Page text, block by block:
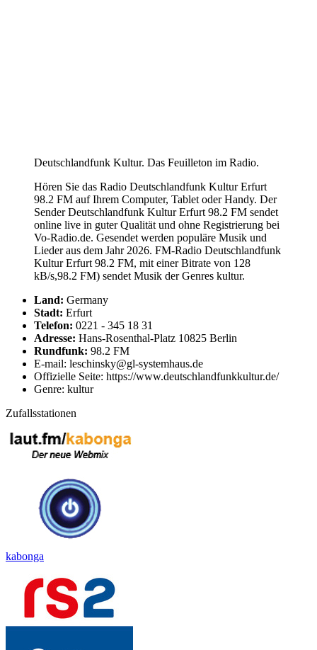
Deutschlandfunk Kultur. Das Feuilleton im Radio.
Hören Sie das Radio Deutschlandfunk Kultur Erfurt
98.2 FM auf Ihrem Computer, Tablet oder Handy. Der
Sender Deutschlandfunk Kultur Erfurt 98.2 FM sendet
online live in guter Qualität und ohne Registrierung bei
Vo-Radio.de. Gesendet werden populäre Musik und
Lieder aus dem Jahr 2026. FM-Radio Deutschlandfunk
Kultur Erfurt 98.2 FM, mit einer Bitrate von 128
kB/s,98.2 FM) sendet Musik der Genres kultur.
Land: Germany
Stadt: Erfurt
Telefon: 0221 - 345 18 31
Adresse: Hans-Rosenthal-Platz 10825 Berlin
Rundfunk: 98.2 FM
E-mail: leschinsky@gl-systemhaus.de
Offizielle Seite: https://www.deutschlandfunkkultur.de/
Genre: kultur
Zufallsstationen
kabonga